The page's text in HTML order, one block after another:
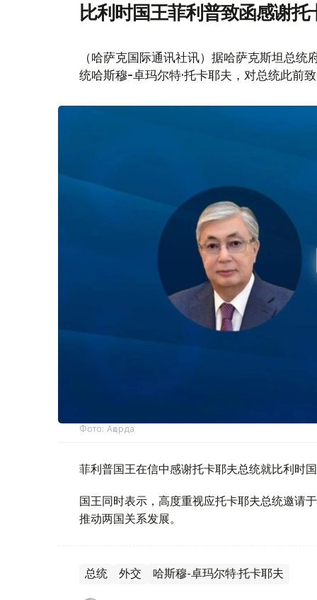
比利时国王菲利普致函感谢托
（哈萨克国际通讯社讯）据哈萨克斯坦总
统哈斯穆-卓玛尔特·托卡耶夫，对总统此前
Фото: Ақорда
菲利普国王在信中感谢托卡耶夫总统就比利时
国王同时表示，高度重视应托卡耶夫总统邀请
推动两国关系发展。
总统 外交 哈斯穆-卓玛尔特·托卡耶夫